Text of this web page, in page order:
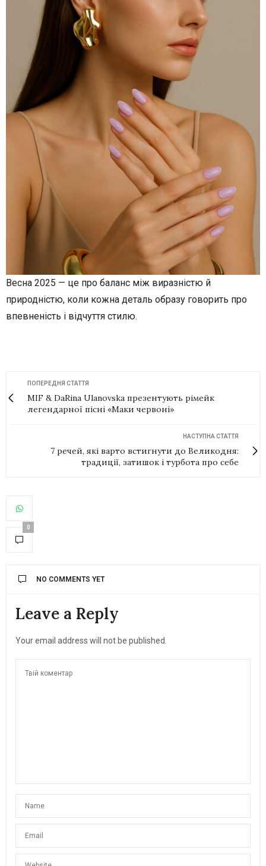
Весна 2025 — це про баланс між виразністю й
природністю, коли кожна деталь образу говорить про
впевненість і відчуття стилю.
ПОПЕРЕДНЯ СТАТТЯ
MIF & DaRina Ulanovska презентують рімейк
легендарної пісні «Маки червоні»
НАСТУПНА СТАТТЯ
7 речей, які варто встигнути до Великодня:
традиції, затишок і турбота про себе
0
NO COMMENTS YET
Leave a Reply
Your email address will not be published.